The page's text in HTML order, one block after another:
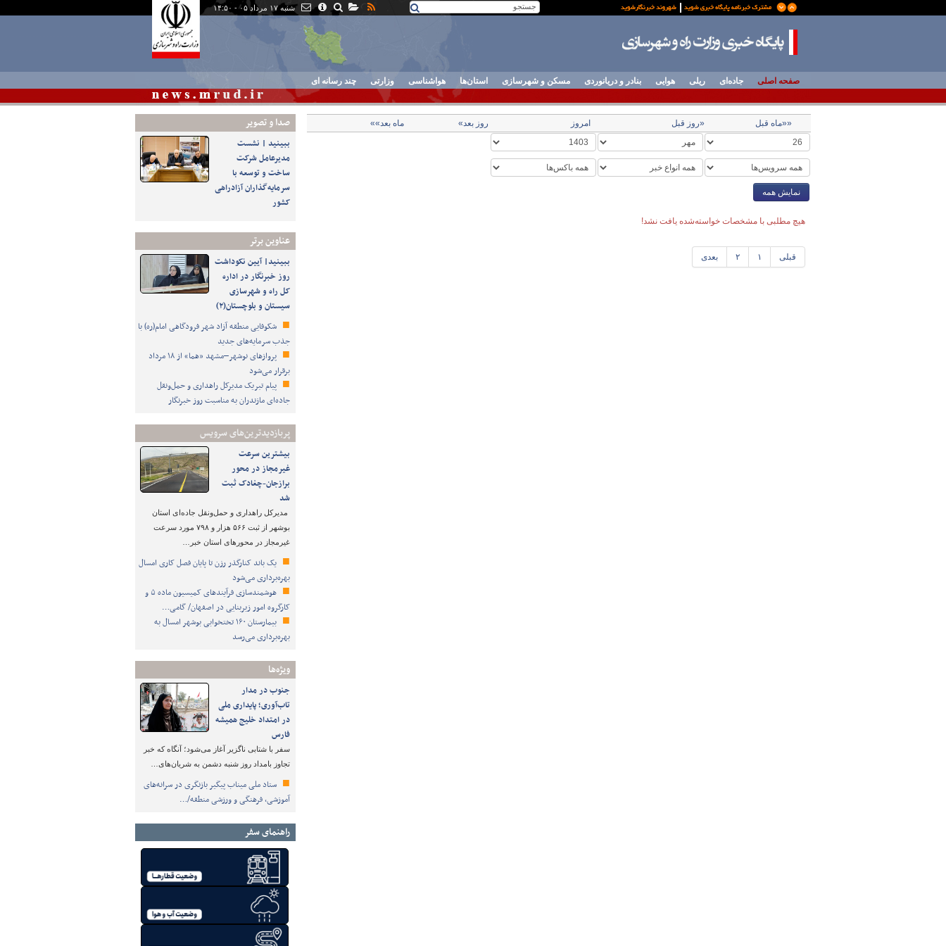
شنبه ۱۷ مرداد ۰۵ - ۱۴:۵۰
صفحه اصلی جاده‌ای ریلی هوایی بنادر و دریانوردی مسکن و شهرسازی استان‌ها هواشناسی وزارتی چند رسانه ای
صدا و تصوير
ببینید | نشست
مدیرعامل شرکت
ساخت و توسعه با
سرمایه‌گذاران آزادراهی
کشور
عناوین برتر
ببینید| آیین نکوداشت
روز خبرنگار در اداره
کل راه و شهرسازی
سیستان و بلوچستان(۲)
شکوفایی منطقه آزاد شهر فرودگاهی امام(ره) با
جذب سرمایه‌های جدید
پروازهای نوشهر–مشهد «هما» از ۱۸ مرداد
برقرار می‌شود
پیام تبریک مدیرکل راهداری و حمل‌ونقل
جاده‌ای مازندران به مناسبت روز خبرنگار
پربازدیدترین‌های سرویس
بیشترین سرعت
غیرمجاز در محور
برازجان-چغادک ثبت
شد
مدیرکل راهداری و حمل‌ونقل جاده‌ای استان
بوشهر از ثبت ۵۶۶ هزار و ۷۹۸ مورد سرعت
غیرمجاز در محورهای استان خبر…
یک باند کنارگذر رزن تا پایان فصل کاری امسال
بهره‌برداری می‌شود
هوشمندسازی فرآیندهای کمیسیون ماده ۵ و
کارگروه امور زیربنایی در اصفهان/ گامی…
بیمارستان ۱۶۰ تختخوابی بوشهر امسال به
بهره‌برداری می‌رسد
ویژه‌ها
جنوب در مدار
تاب‌آوری؛ پایداری ملی
در امتداد خلیج همیشه
فارس
سفر با شتابی ناگزیر آغاز می‌شود؛ آنگاه که خبر
تجاوز بامداد روز شنبه دشمن به شریان‌های…
ستاد ملی میناب پیگیر بازنگری در سرانه‌های
آموزشی، فرهنگی و ورزشی منطقه/…
راهنمای سفر
««ماه قبل «روز قبل امروز روز بعد» ماه بعد»»
نمایش همه
هیچ مطلبی با مشخصات خواسته‌شده یافت نشد!
قبلی ۱ ۲ بعدی